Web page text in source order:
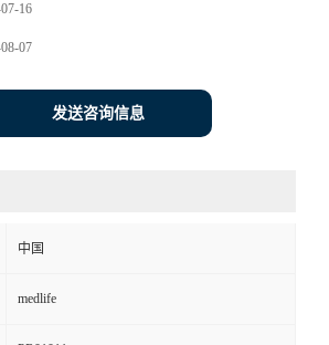
16
07
发送咨询信息
中国
medlife